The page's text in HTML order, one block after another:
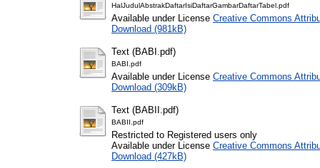
HalJudulAbstrakDaftarIsiDaftarGambarDaftarTabel.pdf
Available under License Creative Commons
Download (981kB)
Text (BABI.pdf)
BABI.pdf
Available under License Creative Commons
Download (309kB)
Text (BABII.pdf)
BABII.pdf
Restricted to Registered users only
Available under License Creative Commons
Download (427kB)